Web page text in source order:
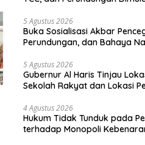
5 Agustus 2026
Buka Sosialisasi Akbar
Perundungan, dan Bahaya
jaga diri, 60% masa depan
tangan”
5 Agustus 2026
Gubernur Al Haris Tinjau
Sekolah Rakyat dan Lokasi
4 Agustus 2026
Hukum Tidak Tunduk pada
terhadap Monopoli